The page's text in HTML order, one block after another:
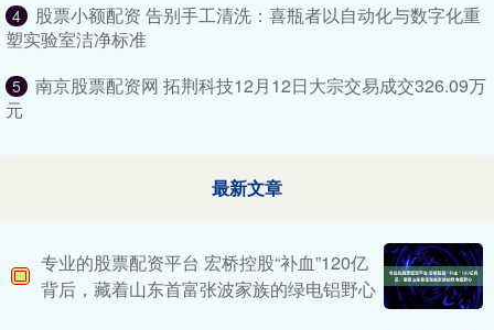
4
股票小额配资 告别手工清洗：喜瓶者以自动化与数字化重
塑实验室洁净标准
5
南京股票配资网 拓荆科技12月12日大宗交易成交326.09万
元
最新文章
专业的股票配资平台 宏桥控股“补血”120亿
背后，藏着山东首富张波家族的绿电铝野心